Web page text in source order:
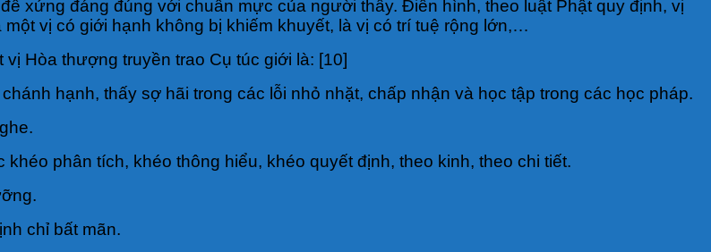
xứng đáng đúng với chuẩn mực của người thầy. Điển hình, theo luật Phật quy định, vị
vị có giới hạnh không bị khiếm khuyết, là vị có trí tuệ rộng lớn,…
Hòa thượng truyền trao Cụ túc giới là: [10]
hạnh, thấy sợ hãi trong các lỗi nhỏ nhặt, chấp nhận và học tập trong các học pháp.
phân tích, khéo thông hiểu, khéo quyết định, theo kinh, theo chi tiết.
chỉ bất mãn.